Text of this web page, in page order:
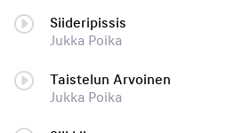
Siideripissis
Jukka Poika
Taistelun Arvoinen
Jukka Poika